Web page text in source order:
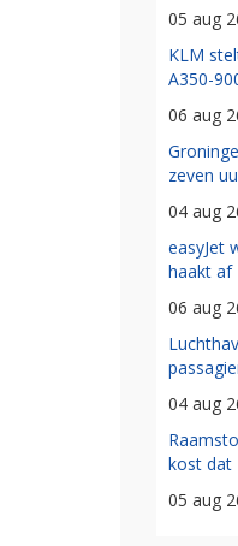
05 aug
KLM
A350-
06 aug
zeven
04 aug
easyJet
haakt af
06 aug
04 aug
kost dat
05 aug